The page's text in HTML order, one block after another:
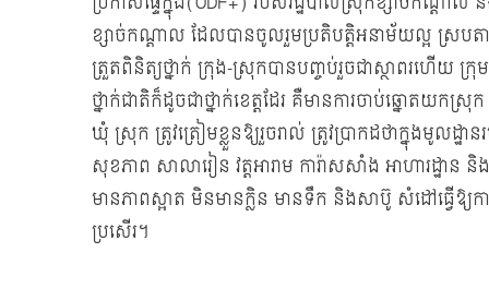
ខ្សាច់កណ្តាល ដែលបានចូលរួមប្រតិបត្តិអនាម័យល្អ ស្រ
ត្រួតពិនិត្យថ្នាក់ ក្រុង-ស្រុកបានបញ្ចប់រួចជាស្ថាពរហើយ ក្រុម
ថ្នាក់ជាតិក៏ដូចជាថ្នាក់ខេត្តដែរ គឺមានការចាប់ឆ្នោតយក
ឃុំ ស្រុក ត្រូវត្រៀមខ្លួនឱ្យរួចរាល់ ត្រូវប្រាកដថាក្នុងមូលដ្
សុខភាព សាលារៀន វត្តអារាម ការ៉ាសសាំង អាហារដ្ឋាន
មានភាពស្អាត មិនមានក្លិន មានទឹក និងសាប៊ូ សំដៅធ្វើឱ្យ
ប្រសើរ។